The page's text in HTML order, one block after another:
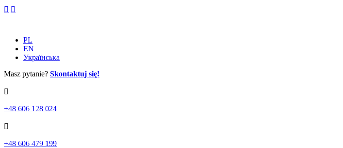
Skip
PL
EN
Українська
Masz pytanie? Skontaktuj się!
+48 606 128 024
+48 606 479 199